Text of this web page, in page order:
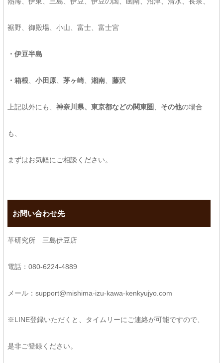
裾野、御殿場、小山、富士、富士宮
・伊豆半島
・箱根 小田原、 茅ヶ崎、 湘南、 藤沢
上記以外にも、 神奈川県、東京都などの関東圏 その他の場合
も、
まずはお気軽にご相談ください。
お問い合わせ先
革研究所 三島伊豆店
電話：080-6224-4889
メール：support@mishima-izu-kawa-kenkyujyo.com
※LINE登録いただくと、タイムリーにご連絡が可能ですので、
是非ご登録ください。